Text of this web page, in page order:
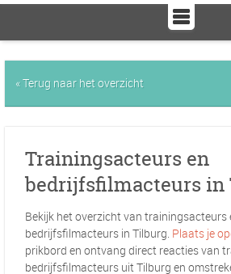
« Terug naar het overzicht
Trainingsacteurs en
bedrijfsfilmacteurs in
Bekijk het overzicht van trainingsacteurs
bedrijfsfilmacteurs in Tilburg. Plaats je
prikbord en ontvang direct reacties van
bedrijfsfilmacteurs uit Tilburg en